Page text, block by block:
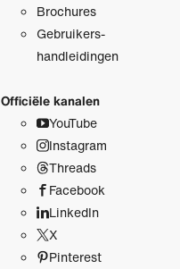
Brochures
Gebruikers­
handleidingen
Officiële kanalen
YouTube
Instagram
Threads
Facebook
LinkedIn
X
Pinterest